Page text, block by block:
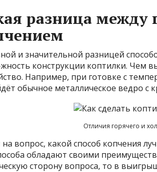
разница
и значительной разницей
конструкции коптилки. Чем
Например, при готовке с
обычное металлическое ведро с
Отличия горячего и
вопрос, какой способ копчения
обладают своими
сторону вопроса, то в